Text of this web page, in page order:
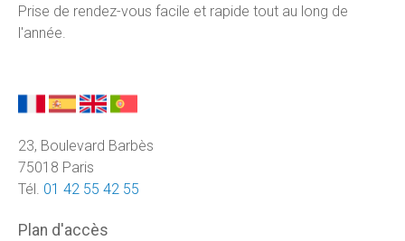
Prise de rendez-vous facile et rapide tout au long de
l'année.
23, Boulevard Barbès
75018 Paris
Tél. 01 42 55 42 55
Plan d'accès